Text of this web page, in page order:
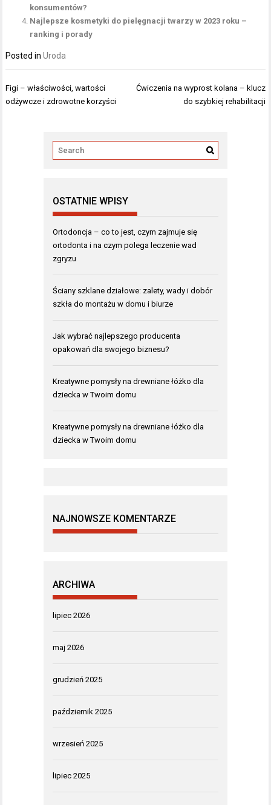
konsumentów?
Najlepsze kosmetyki do pielęgnacji twarzy w 2023 roku –
ranking i porady
Posted inUroda
Nawigacja
wpisu
Figi – właściwości, wartości
odżywcze i zdrowotne korzyści
Ćwiczenia na wyprost kolana – klucz
do szybkiej rehabilitacji
OSTATNIE WPISY
Ortodoncja – co to jest, czym zajmuje się
ortodonta i na czym polega leczenie wad
zgryzu
Ściany szklane działowe: zalety, wady i dobór
szkła do montażu w domu i biurze
Jak wybrać najlepszego producenta
opakowań dla swojego biznesu?
Kreatywne pomysły na drewniane łóżko dla
dziecka w Twoim domu
Kreatywne pomysły na drewniane łóżko dla
dziecka w Twoim domu
NAJNOWSZE KOMENTARZE
ARCHIWA
lipiec 2026
maj 2026
grudzień 2025
październik 2025
wrzesień 2025
lipiec 2025